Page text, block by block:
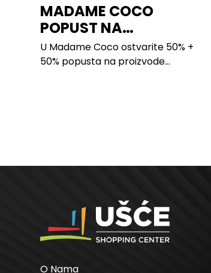
MADAME COCO
POPUST NA
PROIZVODE ZA
SPAVAĆU SOBU
U Madame Coco ostvarite 50% +
50% popusta na proizvode...
O Nama